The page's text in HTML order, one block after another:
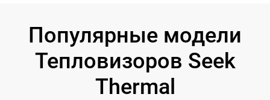
Популярные модели
Тепловизоров Seek
Thermal